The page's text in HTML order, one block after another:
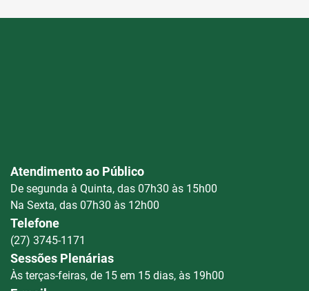
Atendimento ao Público
De segunda à Quinta, das 07h30 às 15h00
Na Sexta, das 07h30 às 12h00
Telefone
(27) 3745-1171
Sessões Plenárias
Às terças-feiras, de 15 em 15 dias, às 19h00